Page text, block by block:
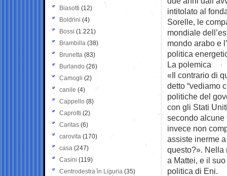
intitolato al
Sorelle, le
mondiale
mondo arabo e
politica
La polemica
«Il contrario di
detto “vediamo
politiche del
con gli Stati
secondo alcune
invece non
assiste inerme
questo?». Nella
a Mattei, e il
politica di Eni.
Biasotti (12)
Boldrini (4)
Bossi (1.221)
Brambilla (38)
Brunetta (83)
Burlando (26)
Camogli (2)
canile (4)
Cappello (8)
Caprotti (2)
Caritas (6)
carovita (170)
casa (247)
Casini (119)
Centrodestra in Liguria (35)